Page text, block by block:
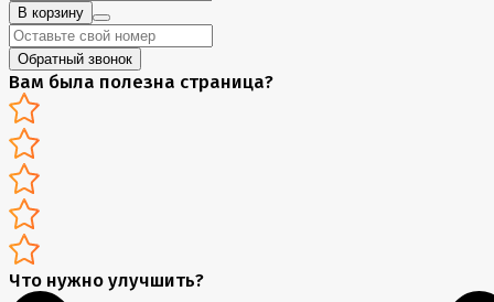
В корзину
Обратный звонок
Вам была полезна страница?
Что нужно улучшить?